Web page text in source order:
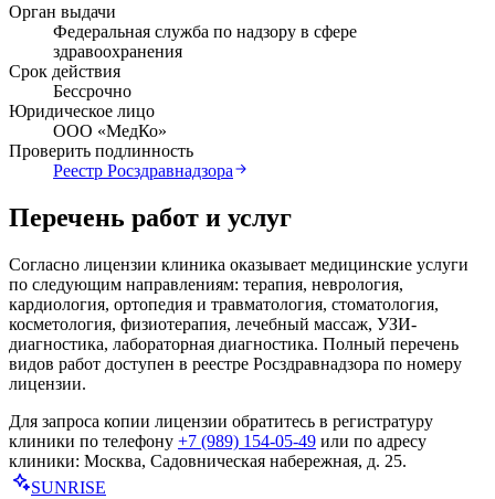
Орган выдачи
Федеральная служба по надзору в сфере
здравоохранения
Срок действия
Бессрочно
Юридическое лицо
ООО «МедКо»
Проверить подлинность
Реестр Росздравнадзора
Перечень работ и услуг
Согласно лицензии клиника оказывает медицинские услуги
по следующим направлениям: терапия, неврология,
кардиология, ортопедия и травматология, стоматология,
косметология, физиотерапия, лечебный массаж, УЗИ-
диагностика, лабораторная диагностика. Полный перечень
видов работ доступен в реестре Росздравнадзора по номеру
лицензии.
Для запроса копии лицензии обратитесь в регистратуру
клиники по телефону +7 (989) 154-05-49 или по адресу
клиники: Москва, Садовническая набережная, д. 25.
SUNRISE